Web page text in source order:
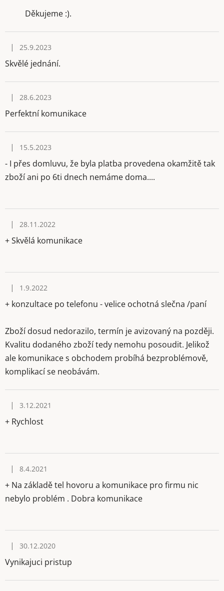
Děkujeme :).
Hodnocení obchodu je 5 z 5 hvězdiček.
| 25.9.2023
Skvělé jednání.
Hodnocení obchodu je 5 z 5 hvězdiček.
| 28.6.2023
Perfektní komunikace
Hodnocení obchodu je 3 z 5 hvězdiček.
| 15.5.2023
- I přes domluvu, že byla platba provedena okamžitě tak
zboží ani po 6ti dnech nemáme doma....
Hodnocení obchodu je 5 z 5 hvězdiček.
| 28.11.2022
+ Skvělá komunikace
Hodnocení obchodu je 5 z 5 hvězdiček.
| 1.9.2022
+ konzultace po telefonu - velice ochotná slečna /paní
Zboží dosud nedorazilo, termín je avizovaný na později.
Kvalitu dodaného zboží tedy nemohu posoudit. Jelikož
ale komunikace s obchodem probíhá bezproblémově,
komplikací se neobávám.
Hodnocení obchodu je 5 z 5 hvězdiček.
| 3.12.2021
+ Rychlost
Hodnocení obchodu je 5 z 5 hvězdiček.
| 8.4.2021
+ Na základě tel hovoru a komunikace pro firmu nic
nebylo problém . Dobra komunikace
Hodnocení obchodu je 5 z 5 hvězdiček.
| 30.12.2020
Vynikajuci pristup